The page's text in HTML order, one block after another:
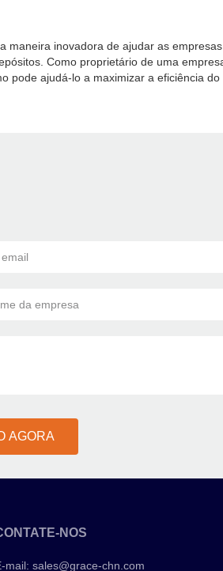
inovadora de ajudar as
Como proprietário de uma
pode ajudá-lo a maximizar a eficiência do
da empresa
AGORA
NOS
mail:sales@grace-chn.com